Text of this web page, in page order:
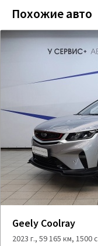
Похожие авто
Geely Coolray
2023 г., 59 165 км,